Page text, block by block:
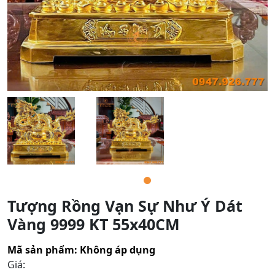
Tượng Rồng Vạn Sự Như Ý Dát
Vàng 9999 KT 55x40CM
Mã sản phẩm: Không áp dụng
Giá: